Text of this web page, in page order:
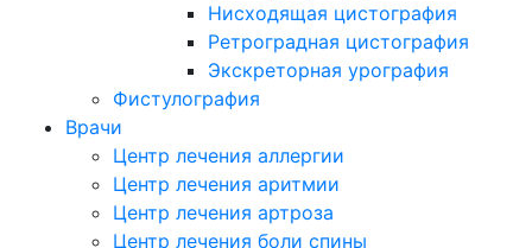
Нисходящая цистография
Ретроградная цистография
Экскреторная урография
Фистулография
Врачи
Центр лечения аллергии
Центр лечения аритмии
Центр лечения артроза
Центр лечения боли спины